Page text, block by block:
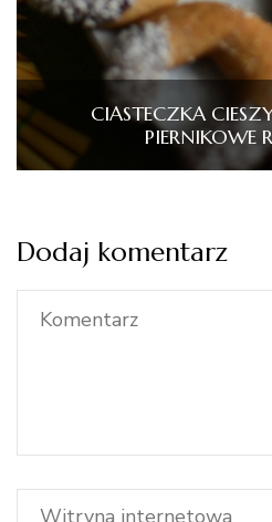
CIASTECZKA
PIERNIKOWE
Dodaj komentarz